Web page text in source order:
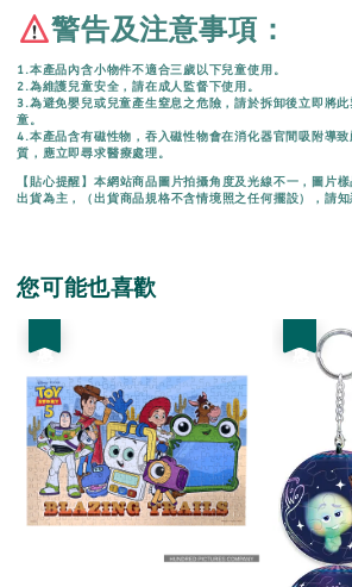
警告及注意事項：
1.本產品內含小物件不適合三歲以下兒童使用。
2.為維護兒童安全，請在成人監督下使用。
3.為避免嬰兒或兒童產生窒息之危險，請於拆卸後立即將
童。
4.本產品含有磁性物，吞入磁性物會在消化器官間吸附導
質，應立即尋求醫療處理。
【貼心提醒】本網站商品圖片拍攝角度及光線不一，圖片
出貨為主，（出貨商品規格不含情境照之任何擺設），請知
您可能也喜歡